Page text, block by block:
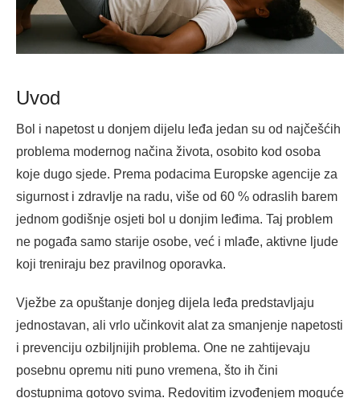
Uvod
Bol i napetost u donjem dijelu leđa jedan su od najčešćih
problema modernog načina života, osobito kod osoba
koje dugo sjede. Prema podacima Europske agencije za
sigurnost i zdravlje na radu, više od 60 % odraslih barem
jednom godišnje osjeti bol u donjim leđima. Taj problem
ne pogađa samo starije osobe, već i mlađe, aktivne ljude
koji treniraju bez pravilnog oporavka.
Vježbe za opuštanje donjeg dijela leđa predstavljaju
jednostavan, ali vrlo učinkovit alat za smanjenje napetosti
i prevenciju ozbiljnijih problema. One ne zahtijevaju
posebnu opremu niti puno vremena, što ih čini
dostupnima gotovo svima. Redovitim izvođenjem moguće